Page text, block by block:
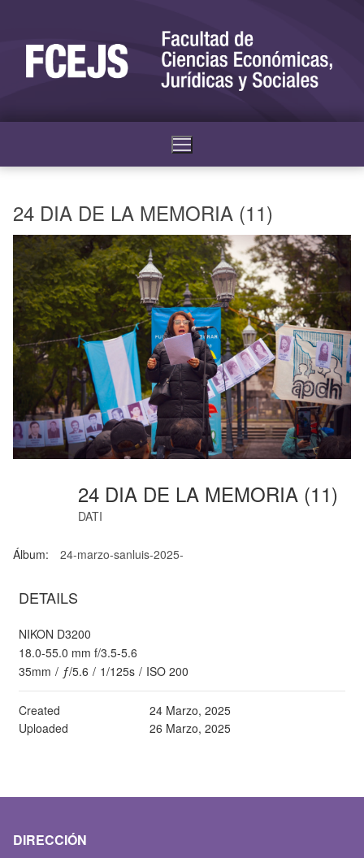
24 DIA DE LA MEMORIA (11)
24 DIA DE LA MEMORIA (11)
DATI
Álbum: 24-marzo-sanluis-2025-
DETAILS
NIKON D3200
18.0-55.0 mm f/3.5-5.6
35mm / ƒ/5.6 / 1/125s / ISO 200
Created
24 Marzo, 2025
Uploaded
26 Marzo, 2025
DIRECCIÓN